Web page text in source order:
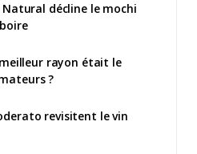
décline le mochi
rayon était le
?
revisitent le vin